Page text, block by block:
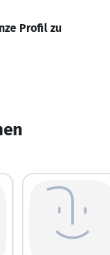
Profil zu